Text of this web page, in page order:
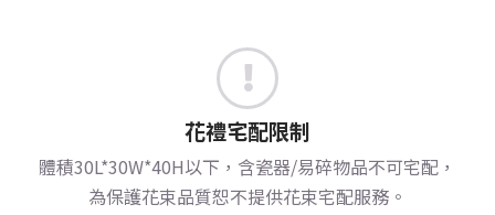
花禮宅配限制
體積30L*30W*40H以下，含瓷器/易碎物品不可宅配，
為保護花束品質恕不提供花束宅配服務。